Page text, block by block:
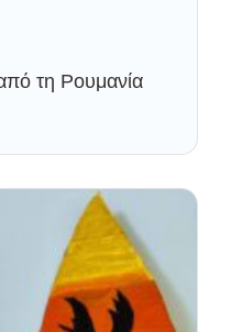
τη Ρουμανία